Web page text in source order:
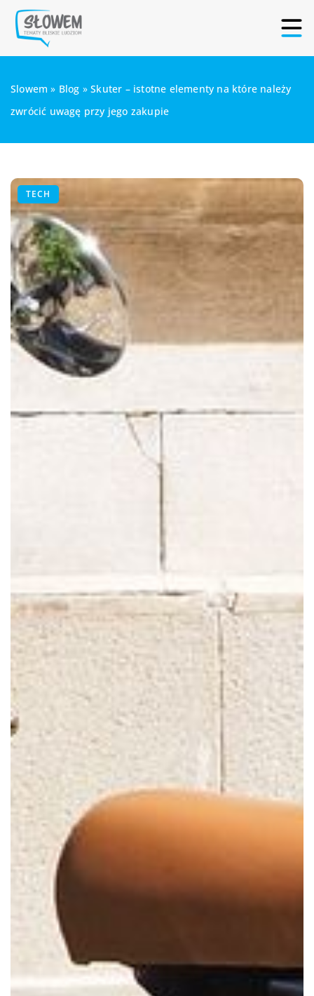
Slowem » Blog »Skuter – istotne elementy na które należy
zwrócić uwagę przy jego zakupie
TECH